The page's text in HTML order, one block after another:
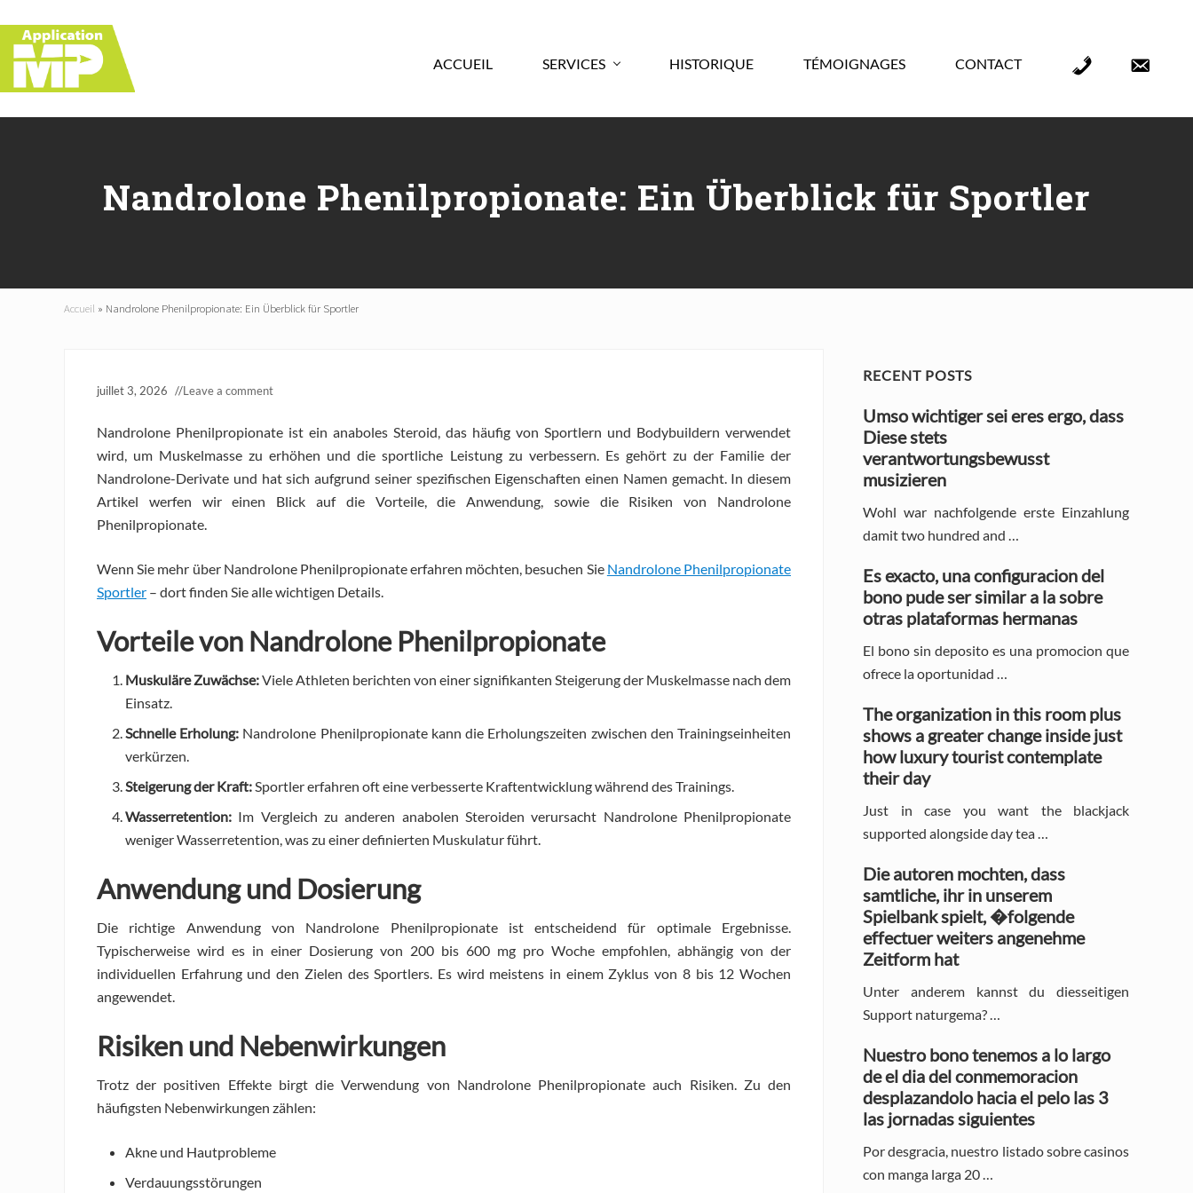
right
header
main
content
primary
sidebar
footer
ACCUEIL SERVICES HISTORIQUE TÉMOIGNAGES CONTACT
ÉlémentÉlément
Nandrolone Phenilpropionate: Ein Überblick für Sportler
Accueil » Nandrolone Phenilpropionate: Ein Überblick für Sportler
juillet 3, 2026 //Leave a comment
Nandrolone Phenilpropionate ist ein anaboles Steroid, das häufig von Sportlern und Bodybuildern verwendet
wird, um Muskelmasse zu erhöhen und die sportliche Leistung zu verbessern. Es gehört zu der Familie der
Nandrolone-Derivate und hat sich aufgrund seiner spezifischen Eigenschaften einen Namen gemacht. In diesem
Artikel werfen wir einen Blick auf die Vorteile, die Anwendung, sowie die Risiken von Nandrolone
Phenilpropionate.
Wenn Sie mehr über Nandrolone Phenilpropionate erfahren möchten, besuchen Sie Nandrolone Phenilpropionate
Sportler – dort finden Sie alle wichtigen Details.
Vorteile von Nandrolone Phenilpropionate
Muskuläre Zuwächse:Viele Athleten berichten von einer signifikanten Steigerung der Muskelmasse nach dem
Einsatz.
Schnelle Erholung: Nandrolone Phenilpropionate kann die Erholungszeiten zwischen den Trainingseinheiten
verkürzen.
Steigerung der Kraft: Sportler erfahren oft eine verbesserte Kraftentwicklung während des Trainings.
Wasserretention: Im Vergleich zu anderen anabolen Steroiden verursacht Nandrolone Phenilpropionate
weniger Wasserretention, was zu einer definierten Muskulatur führt.
Anwendung und Dosierung
Die richtige Anwendung von Nandrolone Phenilpropionate ist entscheidend für optimale Ergebnisse.
Typischerweise wird es in einer Dosierung von 200 bis 600 mg pro Woche empfohlen, abhängig von der
individuellen Erfahrung und den Zielen des Sportlers. Es wird meistens in einem Zyklus von 8 bis 12 Wochen
angewendet.
Risiken und Nebenwirkungen
Trotz der positiven Effekte birgt die Verwendung von Nandrolone Phenilpropionate auch Risiken. Zu den
häufigsten Nebenwirkungen zählen:
Akne und Hautprobleme
Verdauungsstörungen
Primary
Sidebar
RECENT POSTS
Umso wichtiger sei eres ergo, dass
Diese stets
verantwortungsbewusst
musizieren
Wohl war nachfolgende erste Einzahlung
damit two hundred and …
Es exacto, una configuracion del
bono pude ser similar a la sobre
otras plataformas hermanas
El bono sin deposito es una promocion que
ofrece la oportunidad …
The organization in this room plus
shows a greater change inside just
how luxury tourist contemplate
their day
Just in case you want the blackjack
supported alongside day tea …
Die autoren mochten, dass
samtliche, ihr in unserem
Spielbank spielt, �folgende
effectuer weiters angenehme
Zeitform hat
Unter anderem kannst du diesseitigen
Support naturgema? …
Nuestro bono tenemos a lo largo
de el dia del conmemoracion
desplazandolo hacia el pelo las 3
las jornadas siguientes
Por desgracia, nuestro listado sobre casinos
con manga larga 20 …